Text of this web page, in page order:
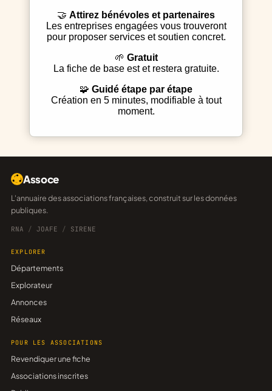
Attirez bénévoles et partenaires
Les entreprises engagées vous trouveront
pour proposer services et soutien concret.
Gratuit
La fiche de base est et restera gratuite.
Guidé étape par étape
Création en 5 minutes, modifiable à tout
moment.
Assoce
L'annuaire des associations françaises, construit sur les données
publiques.
RNA / JOAFE / SIRENE
EXPLORER
Départements
Explorateur
Annonces
Réseaux
POUR LES ASSOCIATIONS
Revendiquer une fiche
Associations inscrites